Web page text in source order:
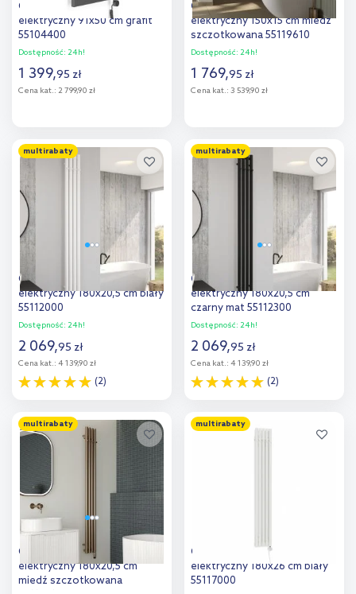
Oltens Benk (e) grzejnik
elektryczny 91x50 cm grafit
55104400
Dostępność: 24h!
1 399,95 zł
Cena kat.: 2 799,90 zł
Dodaj do
porównania
Oltens Stang (e) grzejnik
elektryczny 150x15 cm miedź
szczotkowana 55119610
Dostępność: 24h!
1 769,95 zł
Cena kat.: 3 539,90 zł
Dodaj do
porównania
multirabaty
Oltens Stang (e) grzejnik
elektryczny 180x20,5 cm biały
55112000
Dostępność: 24h!
2 069,95 zł
Cena kat.: 4 139,90 zł
(2)
Dodaj do
porównania
multirabaty
Oltens Stang (e) grzejnik
elektryczny 180x20,5 cm
czarny mat 55112300
Dostępność: 24h!
2 069,95 zł
Cena kat.: 4 139,90 zł
(2)
Dodaj do
multirabaty
Oltens Stang (e) grzejnik
elektryczny 180x20,5 cm
miedź szczotkowana
multirabaty
Oltens Stang (e) grzejnik
elektryczny 180x26 cm biały
55117000